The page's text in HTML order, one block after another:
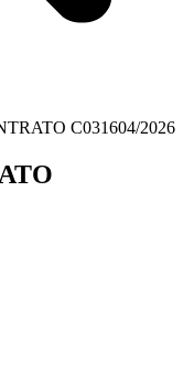
C031604/2026